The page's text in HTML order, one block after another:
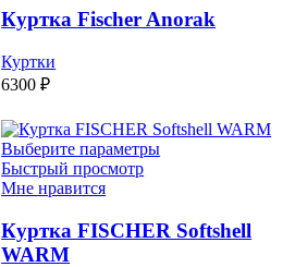
Куртка Fischer Anorak
Куртки
6300₽
Выберите параметры
Быстрый просмотр
Мне нравится
Куртка FISCHER Softshell
WARM